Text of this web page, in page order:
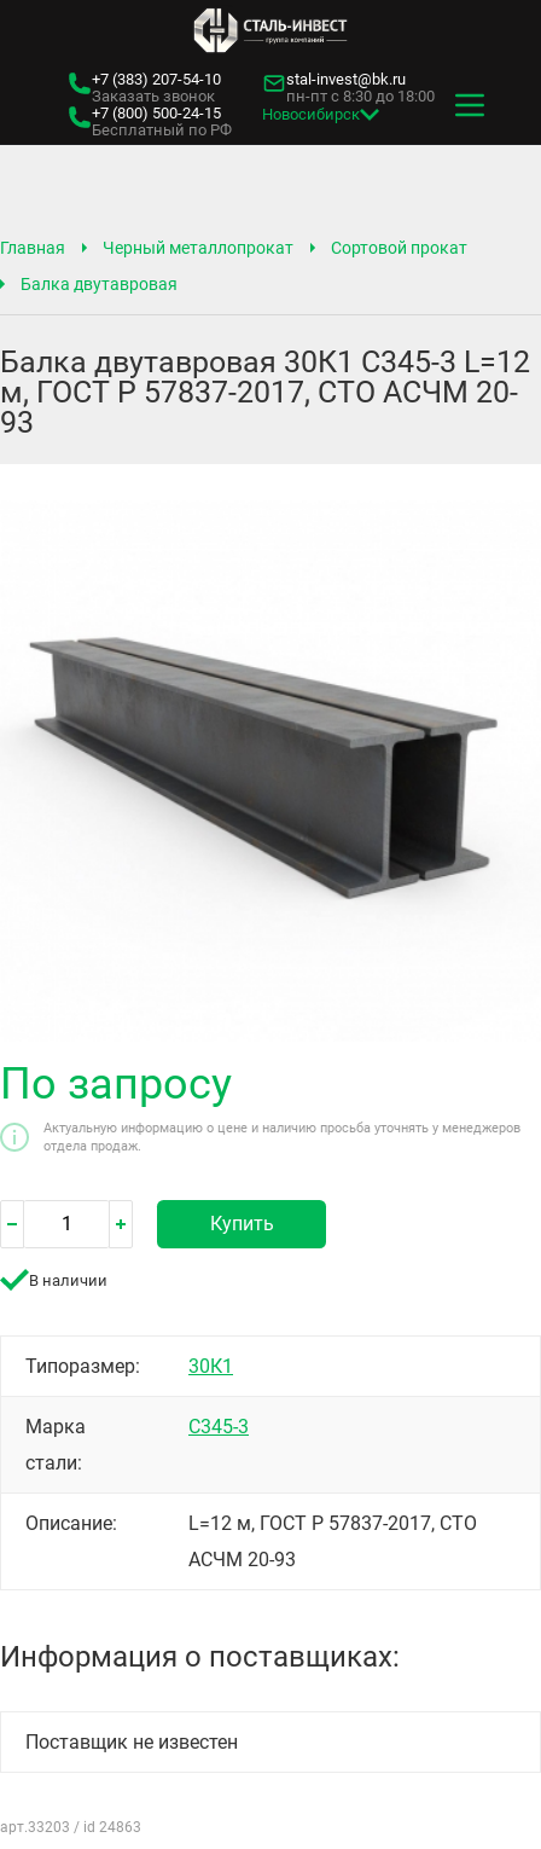
+7 (383) 207-54-10
Заказать звонок
+7 (800) 500-24-15
Бесплатный по РФ
stal-invest@bk.ru
пн-пт с 8:30 до 18:00
Новосибирск
Главная Черный металлопрокат
Сортовой прокат
Балка двутавровая
Балка двутавровая 30К1 С345-3 L=12
м, ГОСТ Р 57837-2017, СТО АСЧМ 20-
93
По запросу
Актуальную информацию о цене и наличию просьба уточнять у менеджеров
отдела продаж.
Купить
В наличии
Типоразмер: 30К1
Марка
стали:
С345-3
Описание:
L=12 м, ГОСТ Р 57837-2017, СТО
АСЧМ 20-93
Информация о поставщиках:
Поставщик не известен
арт.33203 / id 24863